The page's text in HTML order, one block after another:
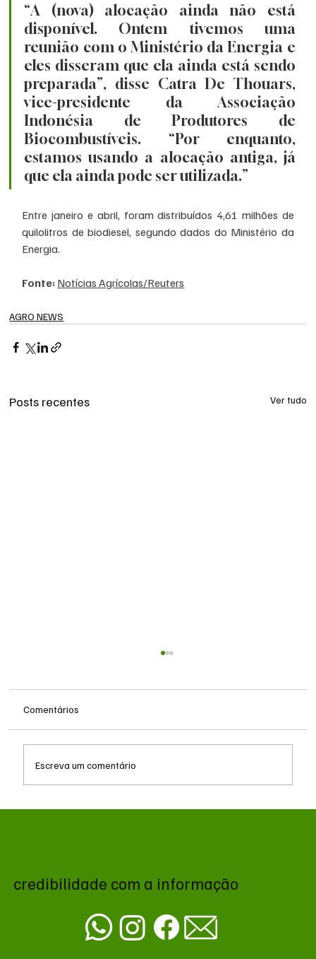
“A (nova) alocação ainda não está
disponível. Ontem tivemos uma
reunião com o Ministério da Energia e
eles disseram que ela ainda está sendo
preparada”, disse Catra De Thouars,
vice-presidente da Associação
Indonésia de Produtores de
Biocombustíveis. “Por enquanto,
estamos usando a alocação antiga, já
que ela ainda pode ser utilizada.”
Entre janeiro e abril, foram distribuídos 4,61 milhões de
quilolitros de biodiesel, segundo dados do Ministério da
Energia.
Fonte: Notícias Agrícolas/Reuters
AGRO NEWS
Posts recentes Ver tudo
Comentários
Escreva um comentário
credibilidade com a informação